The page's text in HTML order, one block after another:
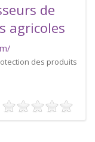
de
agricoles
des produits